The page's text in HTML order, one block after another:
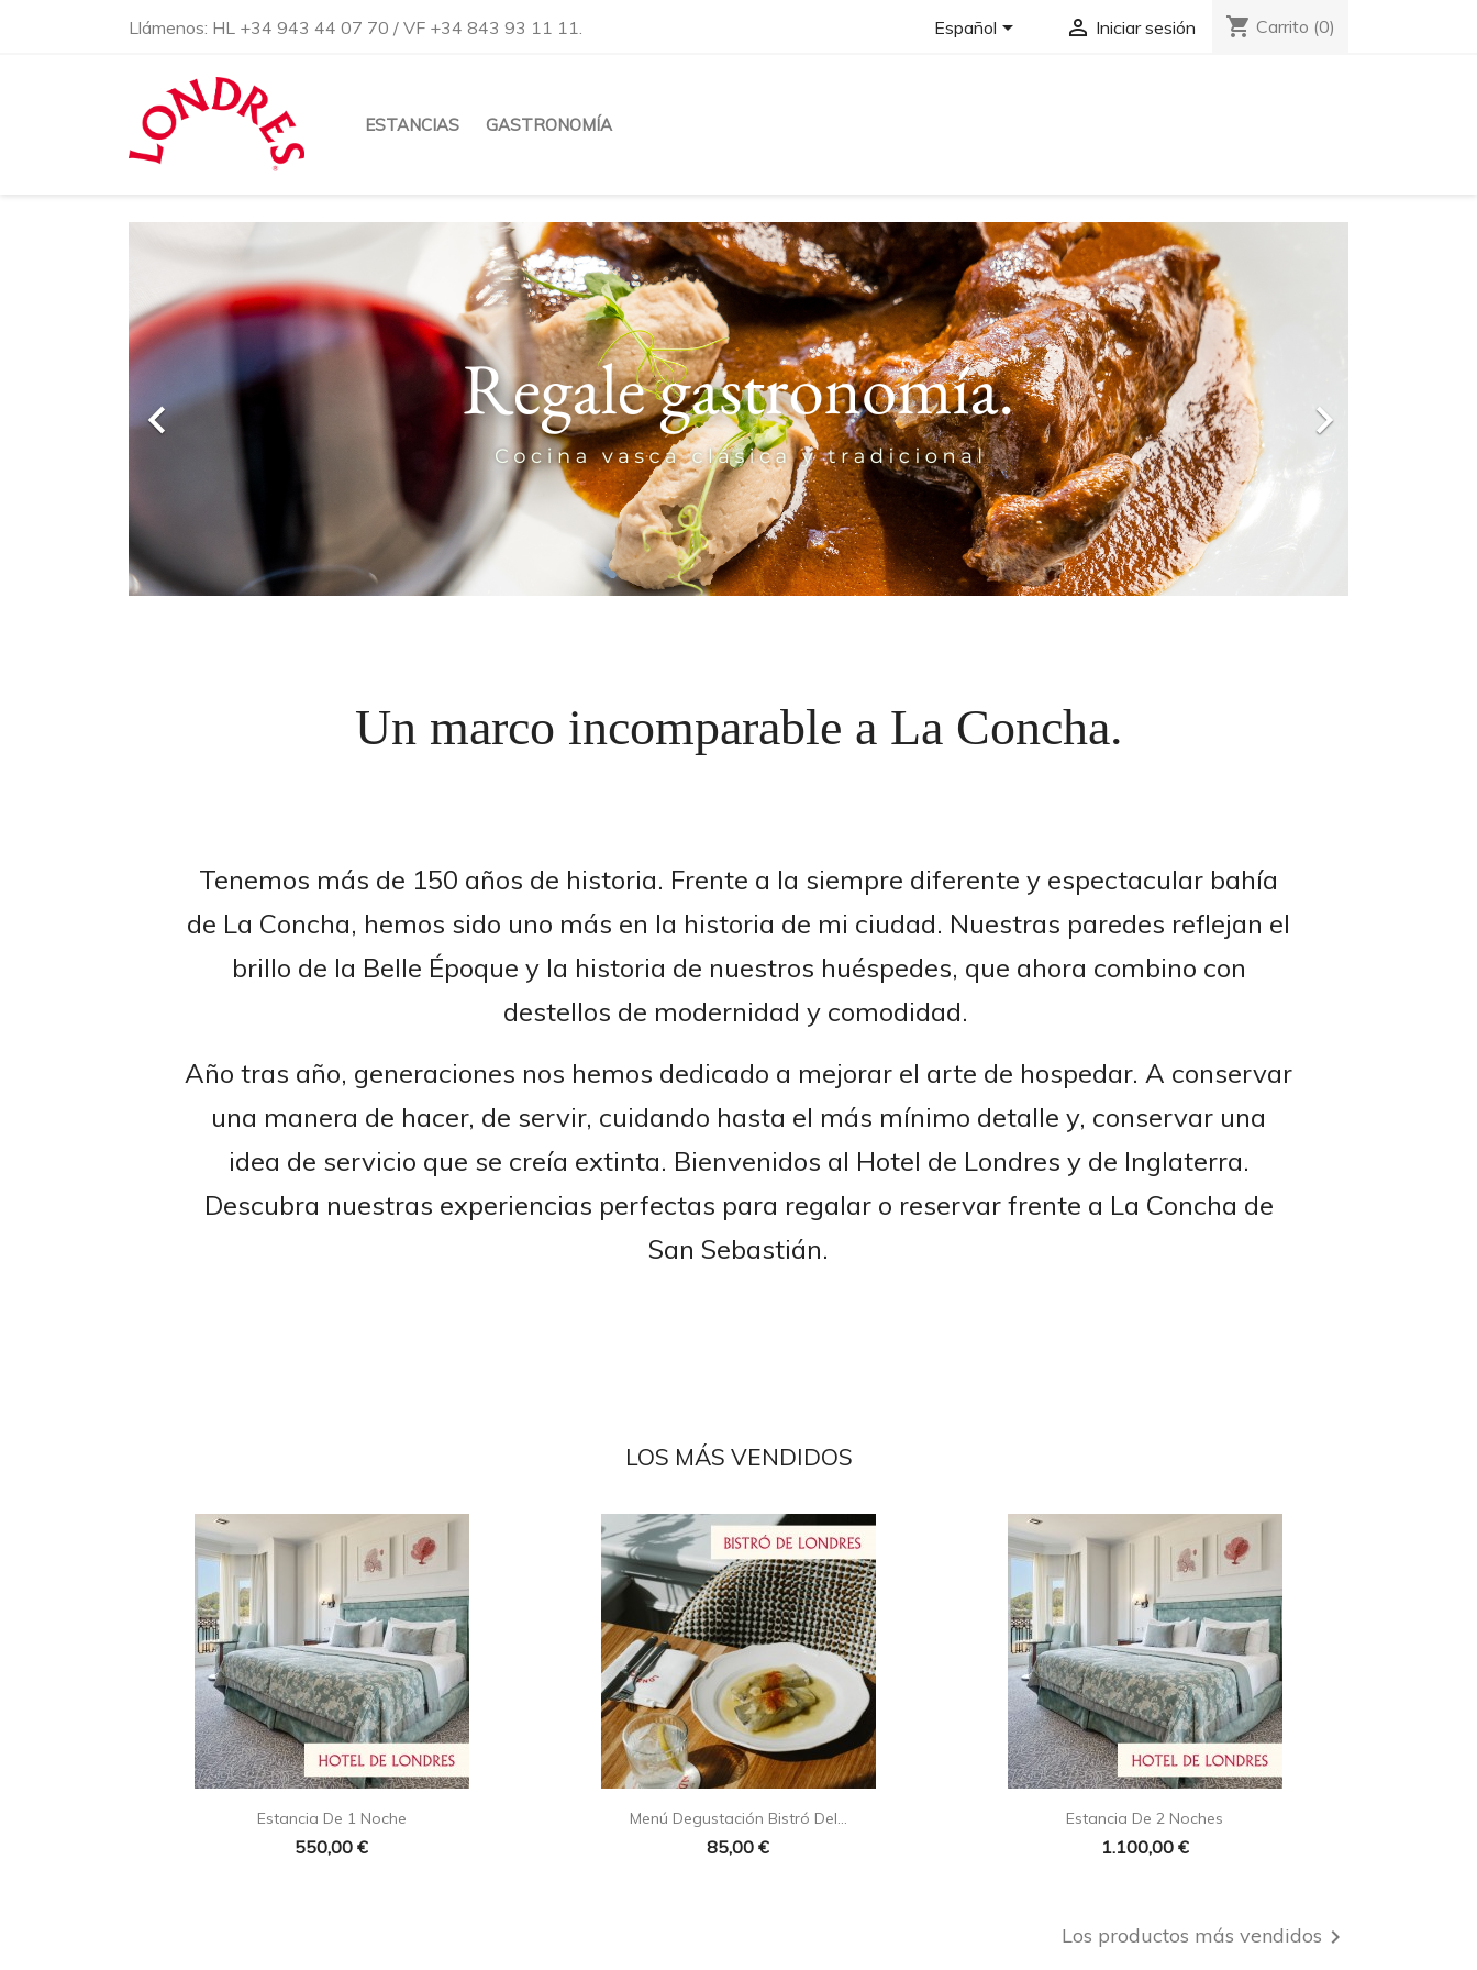
Llámenos: HL +34 943 44 07 70 / VF +34 843 93 11 11. Español  Iniciar sesión shopping_cart Carrito (0)
ESTANCIAS GASTRONOMÍA
 
Un marco incomparable a La Concha.
Tenemos más de 150 años de historia. Frente a la siempre diferente y espectacular bahía
de La Concha, hemos sido uno más en la historia de mi ciudad. Nuestras paredes reflejan el
brillo de la Belle Époque y la historia de nuestros huéspedes, que ahora combino con
destellos de modernidad y comodidad.
Año tras año, generaciones nos hemos dedicado a mejorar el arte de hospedar. A conservar
una manera de hacer, de servir, cuidando hasta el más mínimo detalle y, conservar una
idea de servicio que se creía extinta. Bienvenidos al Hotel de Londres y de Inglaterra.
Descubra nuestras experiencias perfectas para regalar o reservar frente a La Concha de
San Sebastián.
LOS MÁS VENDIDOS
Estancia De 1 Noche
550,00 €
Vista rápida Menú Degustación Bistró Del...
85,00 €
Vista rápida Estancia De 2 Noches
1.100,00 €
Vista rápida
Los productos más vendidos 